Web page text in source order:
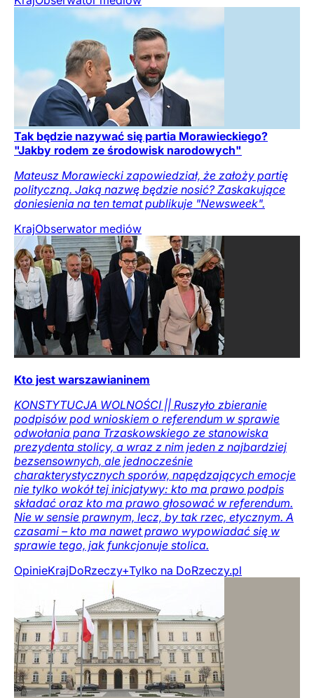
Tak będzie nazywać się partia Morawieckiego?
"Jakby rodem ze środowisk narodowych"
Mateusz Morawiecki zapowiedział, że założy partię
polityczną. Jaką nazwę będzie nosić? Zaskakujące
doniesienia na ten temat publikuje "Newsweek".
KrajObserwator mediów
Kto jest warszawianinem
KONSTYTUCJA WOLNOŚCI || Ruszyło zbieranie
podpisów pod wnioskiem o referendum w sprawie
odwołania pana Trzaskowskiego ze stanowiska
prezydenta stolicy, a wraz z nim jeden z najbardziej
bezsensownych, ale jednocześnie
charakterystycznych sporów, napędzających emocje
nie tylko wokół tej inicjatywy: kto ma prawo podpis
składać oraz kto ma prawo głosować w referendum.
Nie w sensie prawnym, lecz, by tak rzec, etycznym. A
czasami – kto ma nawet prawo wypowiadać się w
sprawie tego, jak funkcjonuje stolica.
OpinieKrajDoRzeczy+Tylko na DoRzeczy.pl